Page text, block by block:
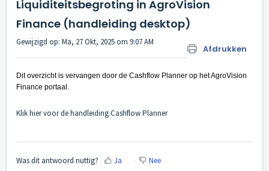
Liquiditeitsbegroting in AgroVision
Finance (handleiding desktop)
Afdrukken
Gewijzigd op: Ma, 27 Okt, 2025 om 9:07 AM
Dit overzicht is vervangen door de Cashflow Planner op het AgroVision
Finance portaal.
Klik hier voor de handleiding Cashflow Planner
Was dit antwoord nuttig? Ja Nee